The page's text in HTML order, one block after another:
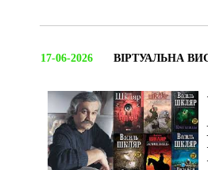
17-06-2026 ВІРТУАЛЬНА